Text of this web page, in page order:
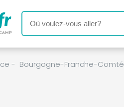
- Bourgogne-Franche-Comté